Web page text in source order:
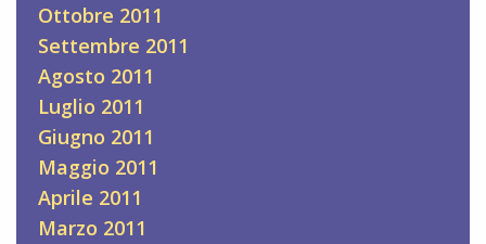
Ottobre 2011
Settembre 2011
Agosto 2011
Luglio 2011
Giugno 2011
Maggio 2011
Aprile 2011
Marzo 2011